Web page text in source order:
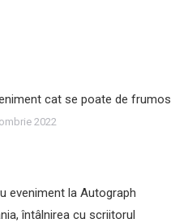
cat se poate de frumos
2022
eveniment la Autograph
întâlnirea cu scriitorul